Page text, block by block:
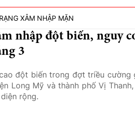
XÂM NHẬP MẶN
nhập đột biến, nguy
3
đột biến trong đợt triều cường
Long Mỹ và thành phố Vị
rộng.